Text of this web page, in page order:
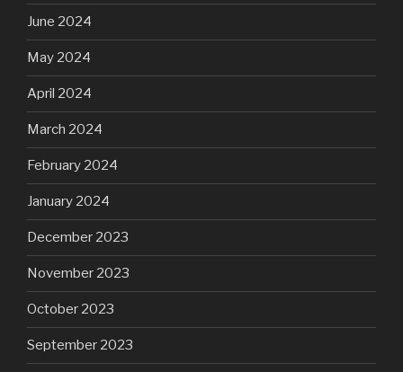
June 2024
May 2024
April 2024
March 2024
February 2024
January 2024
December 2023
November 2023
October 2023
September 2023